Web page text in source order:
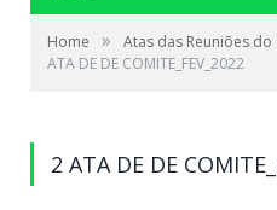
Home » Atas das Reuniões
ATA DE DE COMITE_FEV_2022
2 ATA DE DE